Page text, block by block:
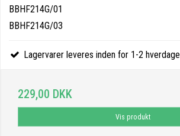
BBHF214G/01
BBHF214G/03
Lagervarer leveres inden for 1-2 hverdage
229,00 DKK
Vis produkt